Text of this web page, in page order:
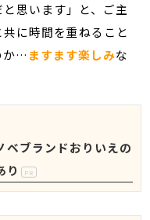
と思います」と、ご主
に時間を重ねること
か… ますます楽しみな
ベブランドおりいえの
り
PR